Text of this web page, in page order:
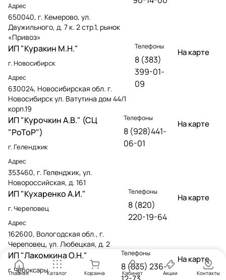
Адрес
650040, г. Кемерово, ул.
Двужильного, д. 7 к. 2 стр.1, рынок
«Привоз»
ИП "Куракин М.Н."
г. Новосибирск
Адрес
630024, Новосибирская обл. г.
Новосибирск ул. Ватутина дом 44/1
корп.19
Телефоны
8 (383)
399-01-
09
На карте
ИП "Курочкин А.В." (СЦ
"РоТоР")
г. Геленджик
Адрес
353460, г. Геленджик, ул.
Новороссийская, д. 161
Телефоны
8 (928)441-
06-01
На карте
ИП "Кухаренко А.И."
г. Череповец
Адрес
162600, Вологодская обл., г.
Череповец, ул. Любецкая, д. 2
Телефоны
8 (820)
220-19-64
На карте
ИП "Лакомкина О.Н."
г. Чебоксары
Телефоны
8 (835) 236-
На карте
Главная Каталог Корзина Кабинет Акции Контакты